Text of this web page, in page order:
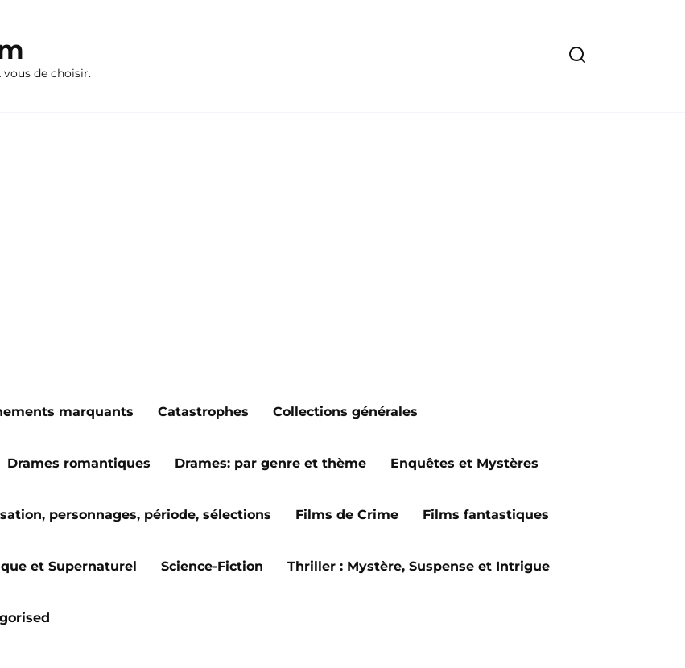
de choisir.
marquants Catastrophes Collections générales
Drames romantiques Drames: par genre et thème Enquêtes et Mystères
personnages, période, sélections Films de Crime Films fantastiques
et Supernaturel Science-Fiction Thriller : Mystère, Suspense et Intrigue